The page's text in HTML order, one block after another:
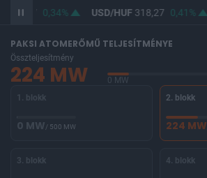
366,67 0,34% USD/HUF318,27 0,41%
PAKSI ATOMERŐMŰ TELJESÍTMÉNYE
Összteljesítmény
224 MW 0 MW
1. blokk
0 MW/ 500 MW
2. blokk
224 MW
3. blokk 4. blokk